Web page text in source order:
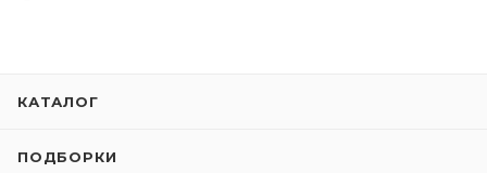
КАТАЛОГ
ПОДБОРКИ